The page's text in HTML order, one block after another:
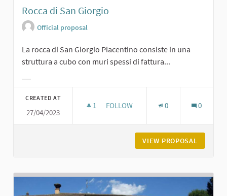
Rocca di San Giorgio
Official proposal
La rocca di San Giorgio Piacentino consiste in una
struttura a cubo con muri spessi di fattura...
CREATED AT
27/04/2023
1 1 FOLLOWER
FOLLOW 0 0
VIEW PROPOSAL